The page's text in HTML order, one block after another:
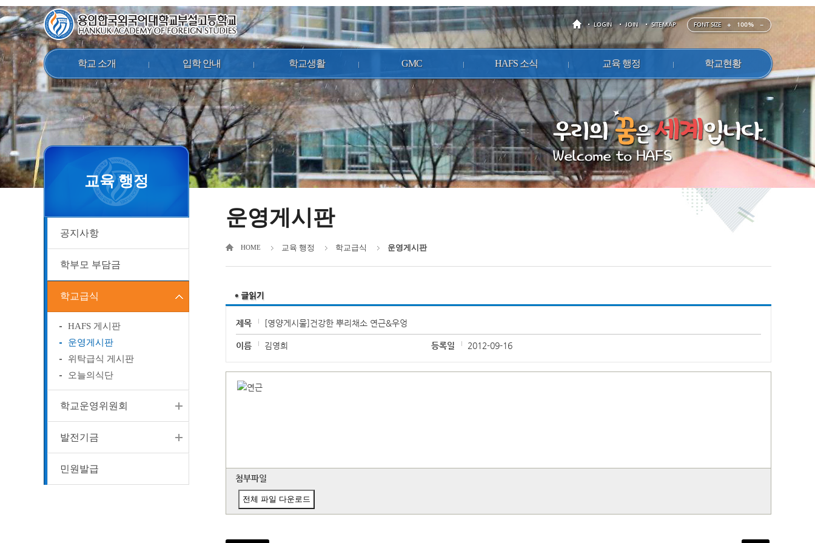
LOGIN JOIN SITEMAP FONT SIZE 100%
학교 소개 입학 안내 학교생활 GMC HAFS 소식 교육 행정 학교현황
교육 행정
공지사항
학부모 부담금
학교급식
HAFS 게시판
운영게시판
위탁급식 게시판
오늘의식단
학교운영위원회
발전기금
민원발급
HOME 교육 행정 학교급식 운영게시판
운영게시판
제목 [영양게시물]건강한 뿌리채소 연근&우엉
이름 김영희 등록일 2012-09-16
첨부파일
전체 파일 다운로드